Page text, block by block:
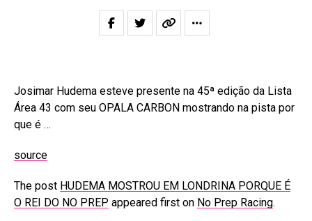
Josimar Hudema esteve presente na 45ª edição da Lista
Área 43 com seu OPALA CARBON mostrando na pista por
que é …
source
The post HUDEMA MOSTROU EM LONDRINA PORQUE É
O REI DO NO PREP appeared first on No Prep Racing.